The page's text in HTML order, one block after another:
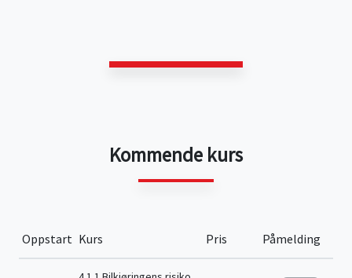
Kommende kurs
Oppstart Kurs Pris Påmelding